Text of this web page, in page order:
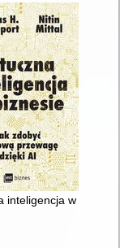
budowlanego
inteligencja w